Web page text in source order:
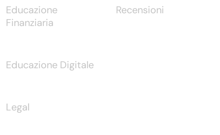
Educazione
Finanziaria
Educazione Digitale
Legal
Recensioni